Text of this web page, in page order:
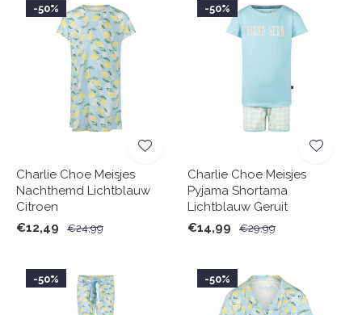
-50%
Charlie Choe Meisjes
Nachthemd Lichtblauw
Citroen
€12,49
€24,99
-50%
Charlie Choe Meisjes
Pyjama Shortama
Lichtblauw Geruit
€14,99
€29,99
-50% -50%